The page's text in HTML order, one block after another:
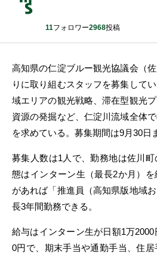
11フォロワー2968投稿
高知県の仁淀ブルー観光協議会（
りに取り組むスタッフを募集して
域エリアの観光戦略、滞在型観光
資源の発掘など、仁淀川流域全体
を求めている。募集期間は9月30日
募集人数は1人で、勤務地は佐川
態はインターン生（最長2か月）
があれば「推進員（高知県版地域
長3年間勤務できる。
給与はインターン生が日額1万
0円で、期末手当や通勤手当、住